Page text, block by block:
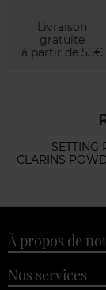
Livraison
gratuite
à partir de 55€
SETTING
CLARINS
À propos de
Nos services